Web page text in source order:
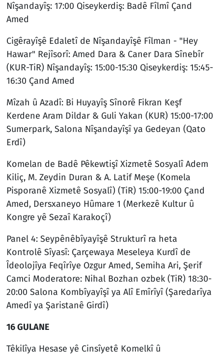
Nîşandayîş: 17:00 Qiseykerdiş: Badê Fîlmî Çand
Amed
Cigêrayîşê Edaletî de Nîşandayîşê Fîlman - "Hey
Hawar" Rejîsorî: Amed Dara & Caner Dara Sînebîr
(KUR-TiR) Nîşandayîş: 15:00-15:30 Qiseykerdiş: 15:45-
16:30 Çand Amed
Mîzah û Azadî: Bi Huyayîş Sînorê Fikran Keşf
Kerdene Aram Dildar & Guli Yakan (KUR) 15:00-17:00
Sumerpark, Salona Nîşandayîşî ya Gedeyan (Qato
Erdî)
Komelan de Badê Pêkewtişî Xizmetê Sosyalî Adem
Kiliç, M. Zeydin Duran & A. Latif Meşe (Komela
Pisporanê Xizmetê Sosyalî) (TiR) 15:00-19:00 Çand
Amed, Dersxaneyo Hûmare 1 (Merkezê Kultur û
Kongre yê Sezaî Karakoçî)
Panel 4: Seypênêbîyayîşê Strukturî ra heta
Kontrolê Sîyasî: Çarçewaya Meseleya Kurdî de
Îdeolojîya Feqîrîye Ozgur Amed, Semiha Ari, Şerif
Camci Moderatore: Nihal Bozhan ozbek (TiR) 18:30-
20:00 Salona Kombîyayîşî ya Alî Emîrîyî (Şaredarîya
Amedî ya Şaristanê Girdî)
16 GULANE
Têkilîya Hesase yê Cinsîyetê Komelkî û